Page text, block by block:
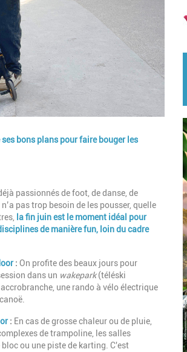
bons plans pour faire bouger les
passionnés de foot, de danse, de
pas trop besoin de les pousser, quelle
la fin juin est le moment idéal pour
de manière fun, loin du cadre
: On profite des beaux jours pour
dans un wakepark(téléski
une rando à vélo électrique
: En cas de grosse chaleur ou de pluie,
de trampoline, les salles
ou une piste de karting. C'est